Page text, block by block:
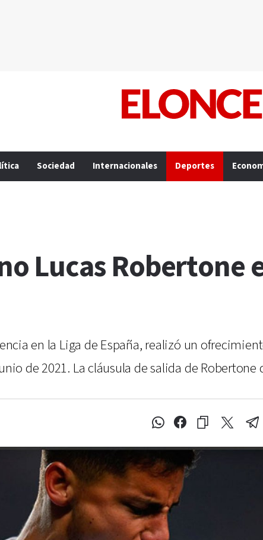
Sociedad Internacionales Deportes
Lucas Robertone
en la Liga de España, realizó un
de 2021. La cláusula de salida de